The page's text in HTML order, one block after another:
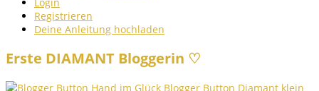
Registrieren
Deine Anleitung hochladen
Erste DIAMANT Bloggerin ♡